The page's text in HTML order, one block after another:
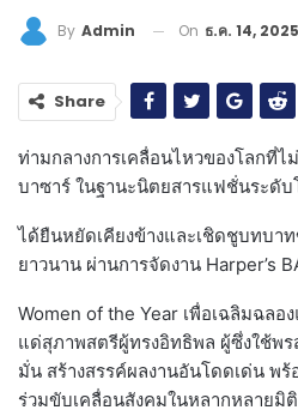
By Admin On ธ.ค. 14, 2025
Share
ท่ามกลางการเคลื่อนไหวของโลกที่ไ
บาซาร์ ในฐานะนิตยสารแฟชั่นระดับ
ได้ยืนหยัดเคียงข้างและเชิดชูบทบา
ยาวนาน ผ่านการจัดงาน Harper’s
Women of the Year เพื่อเฉลิมฉลอ
แด่สุภาพสตรีผู้ทรงอิทธิพล ผู้ซึ่งใช้พ
มั่น สร้างสรรค์ผลงานอันโดดเด่น พ
ร่วมขับเคลื่อนสังคมในหลากหลายมิติ